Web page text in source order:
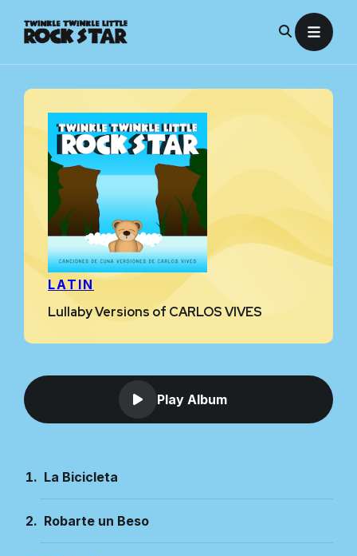
LATIN
Lullaby Versions of CARLOS VIVES
Play Album
La Bicicleta
Robarte un Beso